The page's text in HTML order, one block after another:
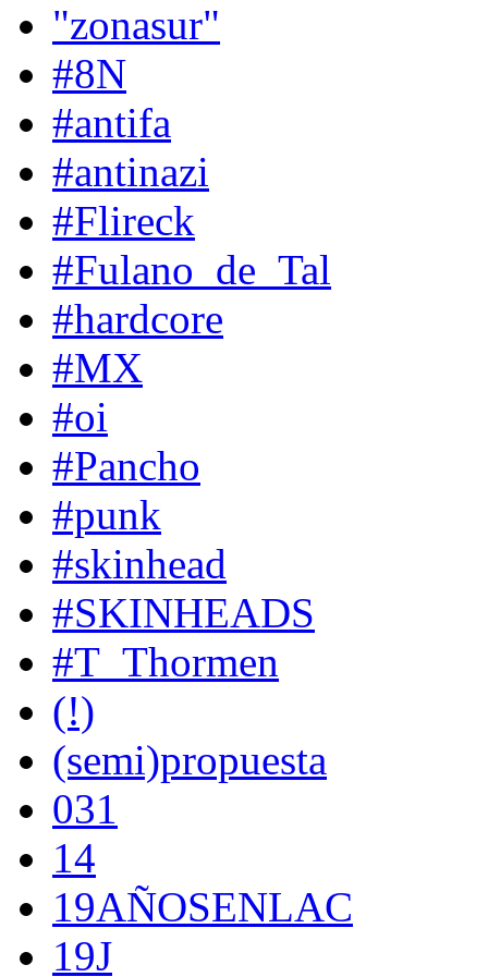
"zonasur"
#8N
#antifa
#antinazi
#Flireck
#Fulano_de_Tal
#hardcore
#MX
#oi
#Pancho
#punk
#skinhead
#SKINHEADS
#T_Thormen
(!)
(semi)propuesta
031
14
19AÑOSENLAC
19J